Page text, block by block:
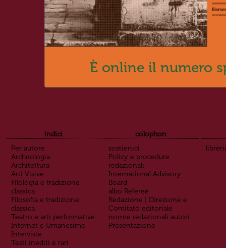
Maria
È online il numero
indici
Per autore
Archeologia
Architettura
Arti Visive
Filologia e tradizione
classica
Filosofia e tradizione
classica
Teatro e arti performative
Internet e Umanesimo
Interviste
Testi inediti e rari
colophon
sostienici
Policy e procedure
redazionali
International Advisory
Board
albo Referee
Redazione | Direzione e
Comitato editoriale
norme redazionali autori
Presentazione